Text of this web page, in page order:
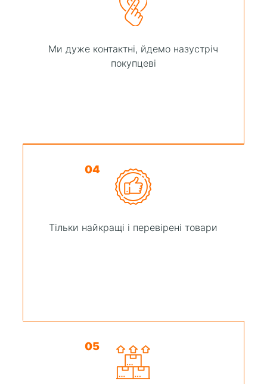
Ми дуже контактні, йдемо назустріч
покупцеві
04
Тільки найкращі і перевірені товари
05